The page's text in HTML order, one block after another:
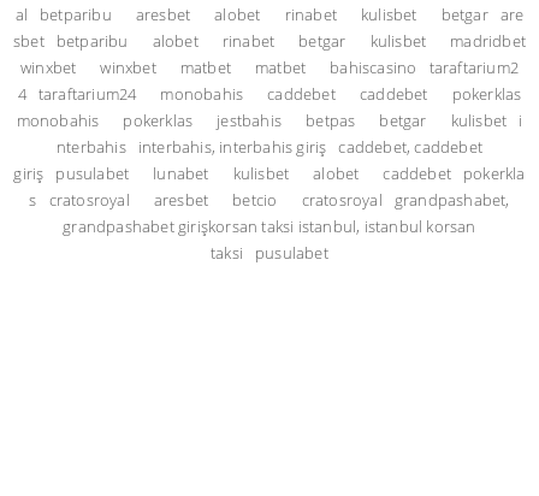
al
betparibu aresbet alobet rinabet kulisbet betgar
are
sbet
betparibu alobet rinabet betgar kulisbet
madridbet
winxbet
winxbet matbet matbet bahiscasino
taraftarium2
4 taraftarium24 monobahis caddebet caddebet
pokerklas
monobahis
pokerklas jestbahis betpas betgar kulisbet
i
nterbahis
interbahis, interbahis giriş
caddebet, caddebet
giriş
pusulabet lunabet kulisbet alobet caddebet
pokerkla
s
cratosroyal aresbet betcio cratosroyal
grandpashabet,
grandpashabet girişkorsan taksi istanbul, istanbul korsan
taksi
pusulabet